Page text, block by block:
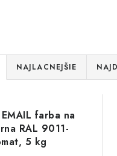
NAJLACNEJŠIE
EMAIL farba na
RAL 9011-
5 kg